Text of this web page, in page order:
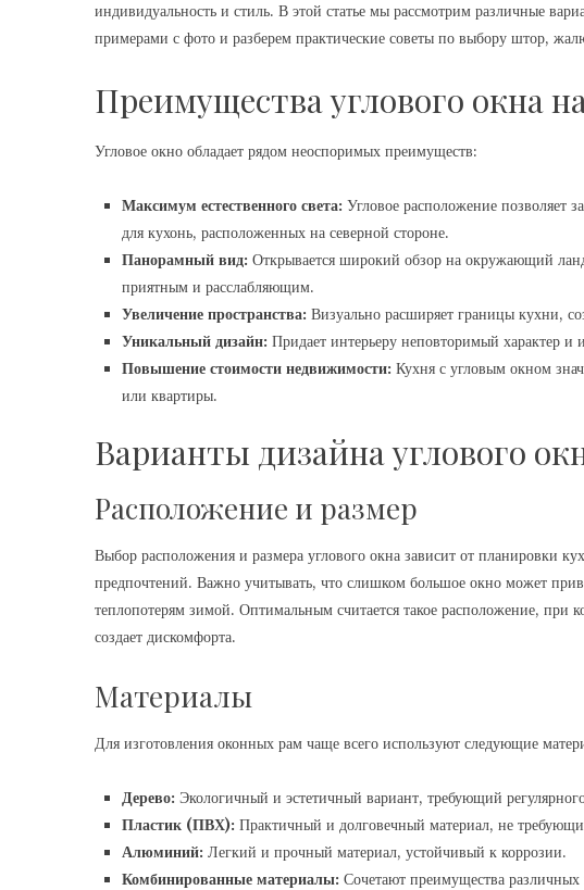
индивидуальность и стиль. В этой статье мы рассмотрим различные
примерами с фото и разберем практические советы по выбору штор,
Преимущества углового окна
Угловое окно обладает рядом неоспоримых преимуществ:
Максимум естественного света: Угловое расположение позволяет
для кухонь, расположенных на северной стороне.
Панорамный вид: Открывается широкий обзор на окружающий
приятным и расслабляющим.
Увеличение пространства: Визуально расширяет границы кухни,
Уникальный дизайн: Придает интерьеру неповторимый характер и
Повышение стоимости недвижимости: Кухня с угловым окном
или квартиры.
Варианты дизайна углового
Расположение и размер
Выбор расположения и размера углового окна зависит от планировки
предпочтений. Важно учитывать, что слишком большое окно может
теплопотерям зимой. Оптимальным считается такое расположение, при
создает дискомфорта.
Материалы
Для изготовления оконных рам чаще всего используют следующие
Дерево: Экологичный и эстетичный вариант, требующий
Пластик (ПВХ): Практичный и долговечный материал, не
Алюминий: Легкий и прочный материал, устойчивый к коррозии.
Комбинированные материалы: Сочетают преимущества